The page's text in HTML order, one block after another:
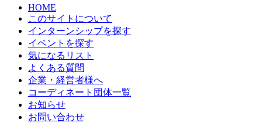
HOME
このサイトについて
インターンシップを探す
イベントを探す
気になるリスト
よくある質問
企業・経営者様へ
コーディネート団体一覧
お知らせ
お問い合わせ